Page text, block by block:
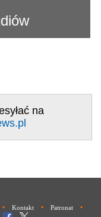
na
• Kontakt • Patronat •